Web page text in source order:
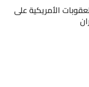
الأمريكية على